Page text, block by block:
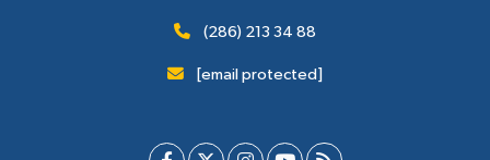
(286) 213 34 88
[email protected]